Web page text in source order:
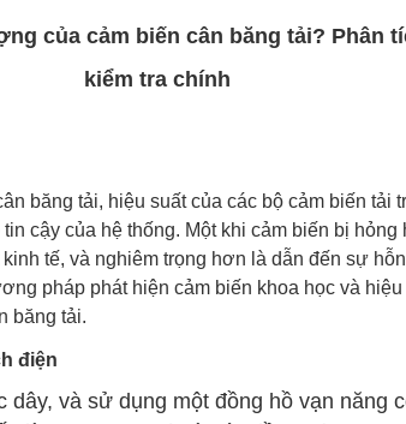
của cảm biến cân băng tải? Phân
kiểm tra chính
băng tải, hiệu suất của các bộ cảm biến tải
cậy của hệ thống. Một khi cảm biến bị hỏng
tế, và nghiêm trọng hơn là dẫn đến sự
pháp phát hiện cảm biến khoa học và
băng tải.
điện
dây, và sử dụng một đồng hồ vạn năng